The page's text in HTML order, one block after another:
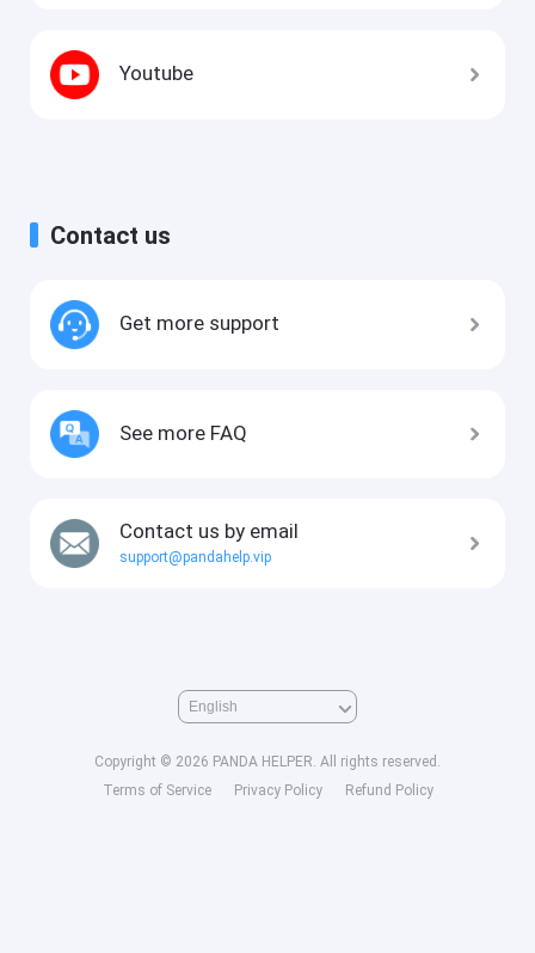
Youtube
Contact us
Get more support
See more FAQ
Contact us by email
support@pandahelp.vip
Copyright © 2026 PANDA HELPER. All rights reserved.
Terms of Service
Privacy Policy Refund Policy